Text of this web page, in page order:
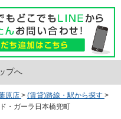
プへ
原店 > (賃貸)路線・駅から探す >
・ガーラ日本橋兜町